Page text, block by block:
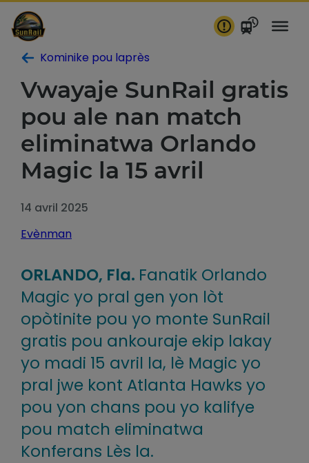
Ale
nan
kontni
Kominike pou laprès
Vwayaje SunRail gratis
pou ale nan match
eliminatwa Orlando
Magic la 15 avril
14 avril 2025
Evènman
ORLANDO, Fla. Fanatik Orlando
Magic yo pral gen yon lòt
opòtinite pou yo monte SunRail
gratis pou ankouraje ekip lakay
yo madi 15 avril la, lè Magic yo
pral jwe kont Atlanta Hawks yo
pou yon chans pou yo kalifye
pou match eliminatwa
Konferans Lès la.